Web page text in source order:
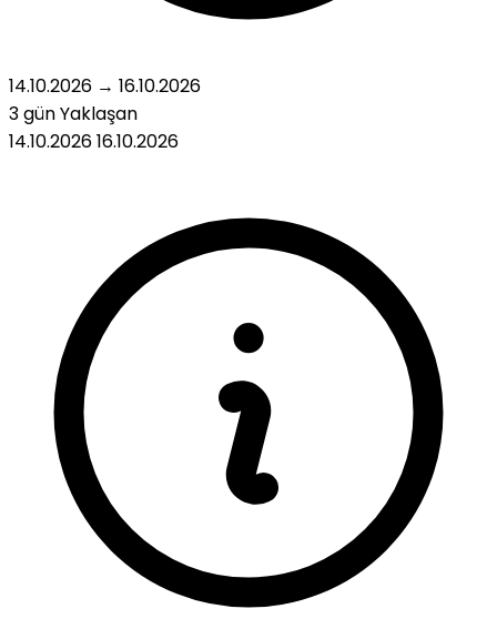
14.10.2026 → 16.10.2026
3 günYaklaşan
14.10.202616.10.2026